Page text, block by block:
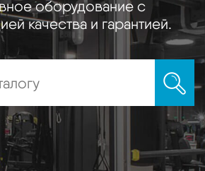
оборудование с
качества и гарантией.